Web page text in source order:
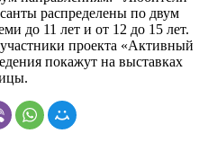
распределены по двум
до 11 лет и от 12 до 15 лет.
проекта «Активный
покажут на выставках